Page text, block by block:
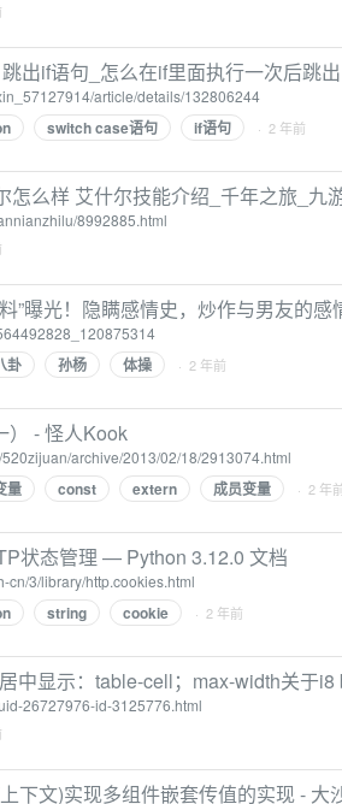
出if语句_怎么在if里面执行一次后跳出
article/details/132806244
switch case语句 if语句 · 2 年前
怎么样 艾什尔技能介绍_千年之旅_九
8992885.html
”曝光！隐瞒感情史，炒作与男友的
卦 孙杨 体操 · 2 年前
） - 怪人Kook
archive/2013/02/18/2913074.html
量 const extern 成员变量 · 2 年
状态管理 — Python 3.12.0 文档
cn/3/library/http.cookies.html
string cookie · 2 年前
中显示：table-cell；max-width关于
26727976-id-3125776.html
下文)实现多组件嵌套传值的实现 - 大